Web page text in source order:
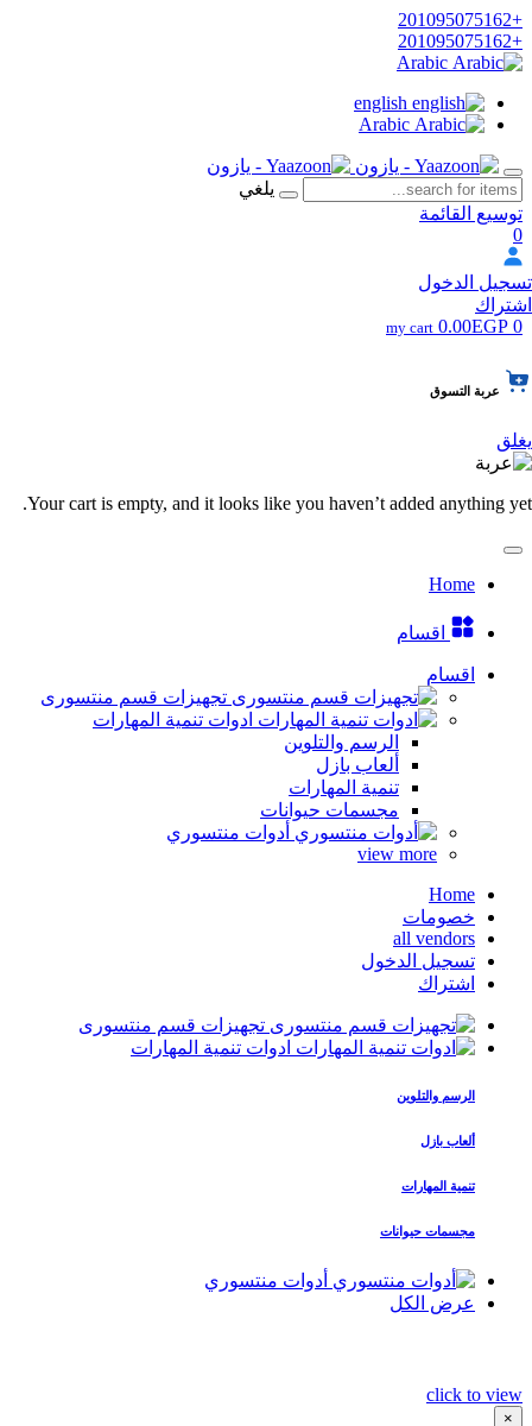
+201095075162
+201095075162
english
Arabic
يلغي
توسيع القائمة
0
تسجيل الدخول
اشتراك
0
my cart 0.00EGP
عربة التسوق
يغلق
Your cart is empty, and it looks like you haven’t added anything yet.
Home
اقسام
اقسام
تجهيزات قسم منتسورى
ادوات تنمية المهارات
الرسم والتلوين
ألعاب بازل
تنمية المهارات
مجسمات حيوانات
أدوات منتسوري
view more
Home
خصومات
all vendors
تسجيل الدخول
اشتراك
تجهيزات قسم منتسورى
ادوات تنمية المهارات
الرسم والتلوين
ألعاب بازل
تنمية المهارات
مجسمات حيوانات
أدوات منتسوري
عرض الكل
click to view
×